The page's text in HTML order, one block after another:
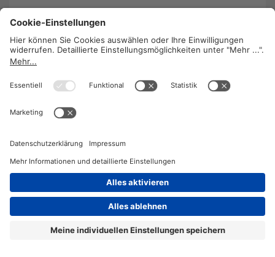
Eine kleine Privatklinik in Wien Währing wird zum
Sinnbild höchst fragwürdiger Gesundheitspolitik:
Sie erhält Gelder aus dem sogenannten
Privatkrankenanstalten-Finanzierungsfonds
gesetzlichen Krankenversicherung gespeist wird.
2026 © KOMPETENZ-online
OFFENLEGUNG IMPRESSUM